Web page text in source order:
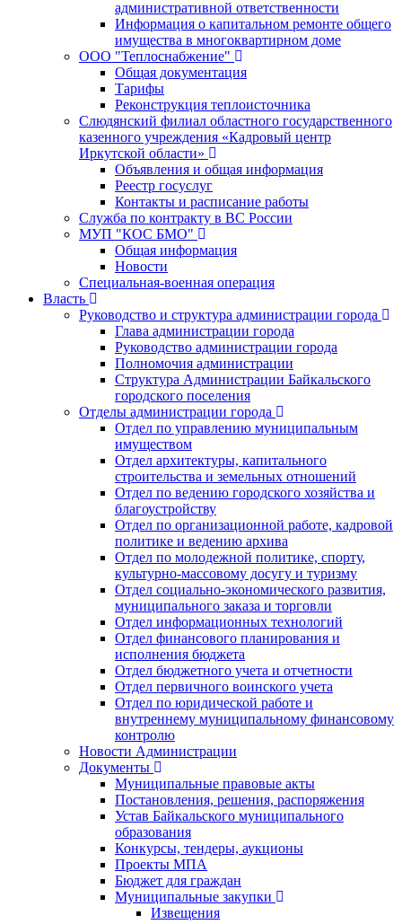
административной ответственности
Информация о капитальном ремонте общего
имущества в многоквартирном доме
ООО "Теплоснабжение"
Общая документация
Тарифы
Реконструкция теплоисточника
Слюдянский филиал областного государственного
казенного учреждения «Кадровый центр
Иркутской области»
Объявления и общая информация
Реестр госуслуг
Контакты и расписание работы
Служба по контракту в ВС России
МУП "КОС БМО"
Общая информация
Новости
Специальная-военная операция
Власть
Руководство и структура администрации города
Глава администрации города
Руководство администрации города
Полномочия администрации
Структура Администрации Байкальского
городского поселения
Отделы администрации города
Отдел по управлению муниципальным
имуществом
Отдел архитектуры, капитального
строительства и земельных отношений
Отдел по ведению городского хозяйства и
благоустройству
Отдел по организационной работе, кадровой
политике и ведению архива
Отдел по молодежной политике, спорту,
культурно-массовому досугу и туризму
Отдел социально-экономического развития,
муниципального заказа и торговли
Отдел информационных технологий
Отдел финансового планирования и
исполнения бюджета
Отдел бюджетного учета и отчетности
Отдел первичного воинского учета
Отдел по юридической работе и
внутреннему муниципальному финансовому
контролю
Новости Администрации
Документы
Муниципальные правовые акты
Постановления, решения, распоряжения
Устав Байкальского муниципального
образования
Конкурсы, тендеры, аукционы
Проекты МПА
Бюджет для граждан
Муниципальные закупки
Извещения